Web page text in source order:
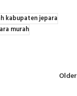
kabupaten jepara
murah
Older